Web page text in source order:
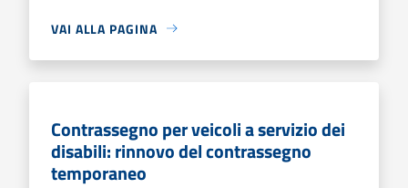
VAI ALLA PAGINA
Contrassegno per veicoli a servizio dei
disabili: rinnovo del contrassegno
temporaneo